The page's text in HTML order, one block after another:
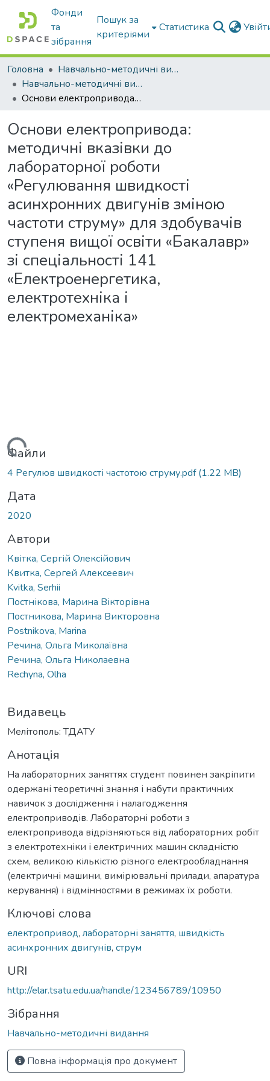
Фонди
та
зібрання
Пошук за
критеріями
Статистика
Головна
Навчально-методичні видання
Навчально-методичні видання
Основи електропривода: методичні вказівки до лабораторної роботи «Регулювання швидкості асинхронних двигунів зміною частоти струму» для здобувачів ступеня вищої освіти «Бакалавр» зі спеціальності 141 «Електроенергетика, електротехніка і електромеханіка»
Основи електропривода:
методичні вказівки до
лабораторної роботи
«Регулювання швидкості
асинхронних двигунів зміною
частоти струму» для здобувачів
ступеня вищої освіти «Бакалавр»
зі спеціальності 141
«Електроенергетика,
електротехніка і
електромеханіка»
Файли
4 Регулюв швидкості частотою струму.pdf(1.22 MB)
Дата
2020
Автори
Квітка, Сергій Олексійович
Квитка, Сергей Алексеевич
Kvitka, Serhii
Постнікова, Марина Вікторівна
Постникова, Марина Викторовна
Postnikova, Marina
Речина, Ольга Миколаївна
Речина, Ольга Николаевна
Rechyna, Olha
Видавець
Мелітополь: ТДАТУ
Анотація
На лабораторних заняттях студент повинен закріпити
одержані теоретичні знання і набути практичних
навичок з дослідження і налагодження
електроприводів. Лабораторні роботи з
електропривода відрізняються від лабораторних робіт
з електротехніки і електричних машин складністю
схем, великою кількістю різного електрообладнання
(електричні машини, вимірювальні прилади, апаратура
керування) і відмінностями в режимах їх роботи.
Ключові слова
електропривод, лабораторні заняття, швидкість
асинхронних двигунів, струм
URI
http://elar.tsatu.edu.ua/handle/123456789/10950
Зібрання
Навчально-методичні видання
Повна інформація про документ